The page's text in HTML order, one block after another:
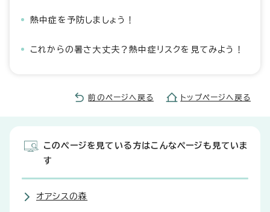
熱中症を予防しましょう！
これからの暑さ大丈夫？熱中症リスクを見てみよう！
前のページへ戻る トップページへ戻る
このページを見ている方はこんなページも見ていま
す
オアシスの森